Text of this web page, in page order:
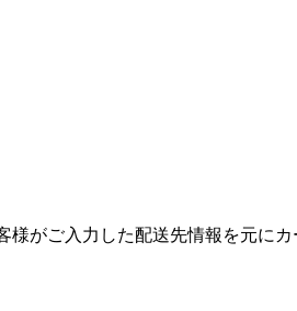
がご入力した配送先情報を元に